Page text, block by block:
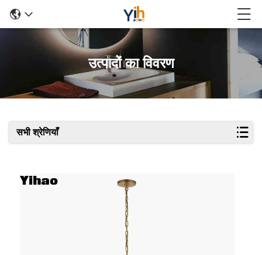
उत्पादों का विवरण
सभी श्रेणियाँ